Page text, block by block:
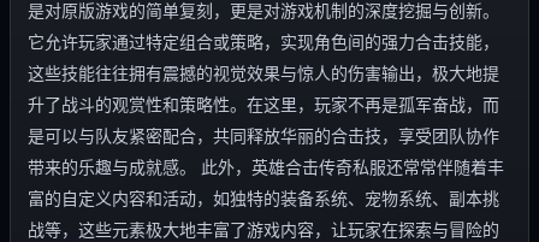
是对原版游戏的简单复刻，更是对游戏机制的深度挖掘与创新。
它允许玩家通过特定组合或策略，实现角色间的强力合击技能，
这些技能往往拥有震撼的视觉效果与惊人的伤害输出，极大地提
升了战斗的观赏性和策略性。在这里，玩家不再是孤军奋战，而
是可以与队友紧密配合，共同释放华丽的合击技，享受团队协作
带来的乐趣与成就感。 此外，英雄合击传奇私服还常常伴随着丰
富的自定义内容和活动，如独特的装备系统、宠物系统、副本挑
战等，这些元素极大地丰富了游戏内容，让玩家在探索与冒险的